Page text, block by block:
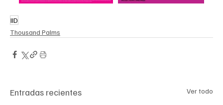
IID
Thousand Palms
Entradas recientes Ver todo